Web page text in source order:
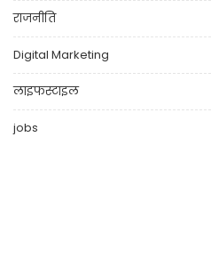
राजनीति
Digital Marketing
लाइफस्टाइल
jobs